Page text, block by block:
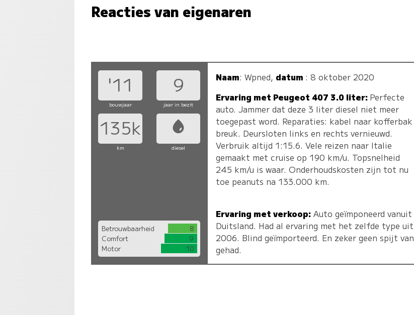
Reacties van eigenaren
'11 9
bouwjaar jaar in bezit
135k
km diesel
Betrouwbaarheid
8
Comfort
9
Motor
10
Naam: Wpned, datum : 8 oktober 2020
Ervaring met Peugeot 407 3.0 liter: Perfecte
auto. Jammer dat deze 3 liter diesel niet meer
toegepast word. Reparaties: kabel naar kofferbak
breuk. Deursloten links en rechts vernieuwd.
Verbruik altijd 1:15.6. Vele reizen naar Italie
gemaakt met cruise op 190 km/u. Topsnelheid
245 km/u is waar. Onderhoudskosten zijn tot nu
toe peanuts na 133.000 km.
Ervaring met verkoop:Auto geïmponeerd vanuit
Duitsland. Had al ervaring met het zelfde type uit
2006. Blind geïmporteerd. En zeker geen spijt van
gehad.